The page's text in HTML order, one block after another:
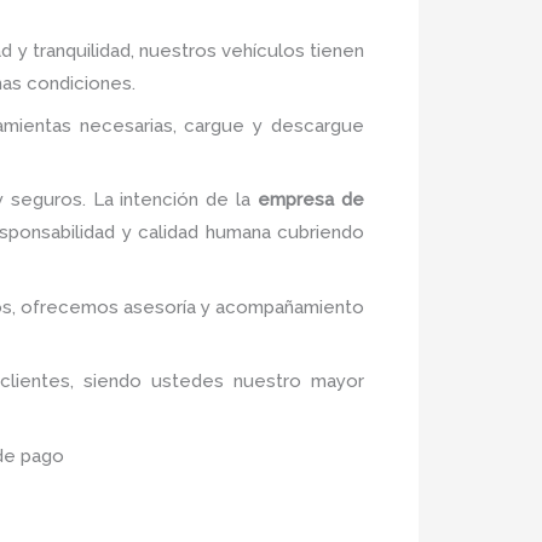
y tranquilidad, nuestros vehículos tienen
condiciones.
necesarias, cargue y descargue
La intención de la empresa de
y calidad humana cubriendo
ofrecemos asesoría y acompañamiento
siendo ustedes nuestro mayor
pago